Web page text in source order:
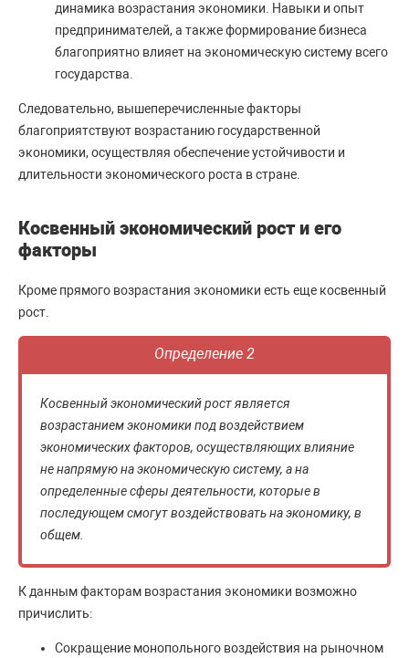
динамика возрастания экономики. Навыки и опыт
предпринимателей, а также формирование бизнеса
благоприятно влияет на экономическую систему всего
государства.
Следовательно, вышеперечисленные факторы
благоприятствуют возрастанию государственной
экономики, осуществляя обеспечение устойчивости и
длительности экономического роста в стране.
Косвенный экономический рост и его
факторы
Кроме прямого возрастания экономики есть еще косвенный
рост.
Определение 2
Косвенный экономический рост является
возрастанием экономики под воздействием
экономических факторов, осуществляющих влияние
не напрямую на экономическую систему, а на
определенные сферы деятельности, которые в
последующем смогут воздействовать на экономику, в
общем.
К данным факторам возрастания экономики возможно
причислить:
Сокращение монопольного воздействия на рыночном